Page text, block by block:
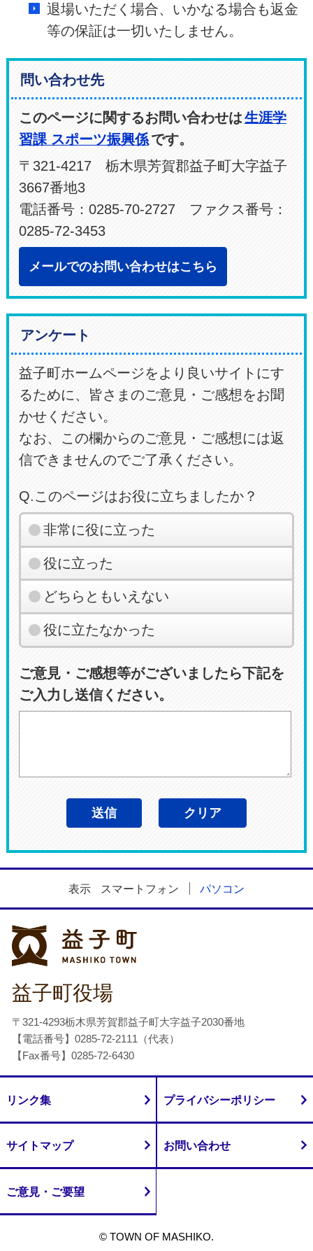
退場いただく場合、いかなる場合も返金
等の保証は一切いたしません。
問い合わせ先
このページに関するお問い合わせは生涯学
習課 スポーツ振興係です。
〒321-4217 栃木県芳賀郡益子町大字益子
3667番地3
電話番号：0285-70-2727 ファクス番号：
0285-72-3453
メールでのお問い合わせはこちら
アンケート
益子町ホームページをより良いサイトにす
るために、皆さまのご意見・ご感想をお聞
かせください。
なお、この欄からのご意見・ご感想には返
信できませんのでご了承ください。
Q.このページはお役に立ちましたか？
非常に役に立った
役に立った
どちらともいえない
役に立たなかった
ご意見・ご感想等がございましたら下記を
ご入力し送信ください。
表示 スマートフォン パソコン
益子町役場
〒321-4293栃木県芳賀郡益子町大字益子2030番地
【電話番号】0285-72-2111（代表）
【Fax番号】0285-72-6430
リンク集 プライバシーポリシー
サイトマップ お問い合わせ
ご意見・ご要望
© TOWN OF MASHIKO.